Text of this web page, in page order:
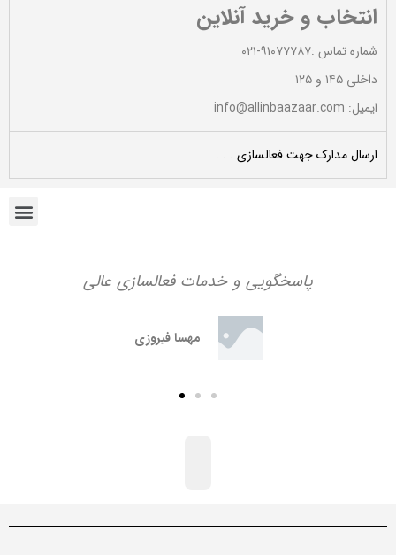
انتخاب و خرید آنلاین
شماره تماس :۹۱۰۷۷۷۸۷-۰۲۱
داخلی ۱۴۵ و ۱۲۵
ایمیل: info@allinbaazaar.com
ارسال مدارک جهت فعالسازی . . .
پاسخگویی و خدمات فعالسازی عالی
مهسا فیروزی